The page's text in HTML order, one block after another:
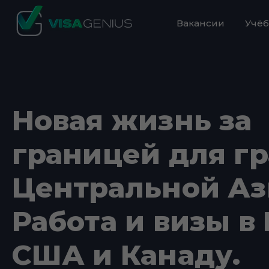
Вакансии
Новая жизнь за
границей для
Центральной
Работа и визы в
США и Канаду.